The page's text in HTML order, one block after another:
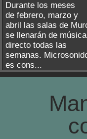
Durante los meses
de febrero, marzo y
abril las salas de
se llenarán de
directo todas las
semanas.
es cons...